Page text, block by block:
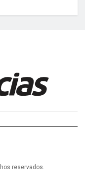
reservados.